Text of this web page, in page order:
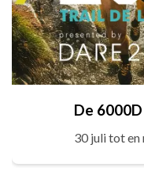
De
30 juli tot en